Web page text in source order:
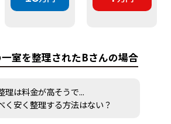
室を整理されたBさんの場合
理は料金が高そうで...
く安く整理する方法はない？